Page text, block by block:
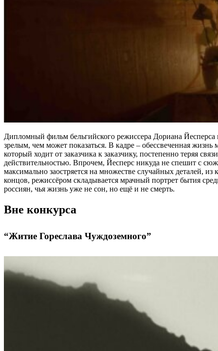
Дипломный фильм бельгийского режиссера Дориана Йесперса
зрелым, чем может показаться. В кадре – обессвеченная жизнь
который ходит от заказчика к заказчику, постепенно теряя
действительностью. Впрочем, Йесперс никуда не спешит с
максимально заостряется на множестве случайных деталей, из
концов, режиссёром складывается мрачный портрет бытия
россиян, чья жизнь уже не сон, но ещё и не смерть.
Вне конкурса
“Житие Гореслава Чуждоземного”